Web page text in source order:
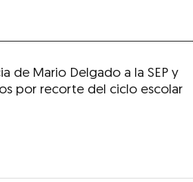
de Mario Delgado a la SEP y
por recorte del ciclo escolar